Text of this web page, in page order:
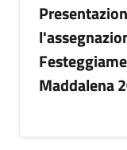
Maddalena